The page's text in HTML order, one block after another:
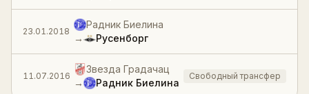
23.01.2018
Радник Биелина
→
Русенборг
11.07.2016
Звезда Градачац
→
Радник Биелина
Свободный трансфер